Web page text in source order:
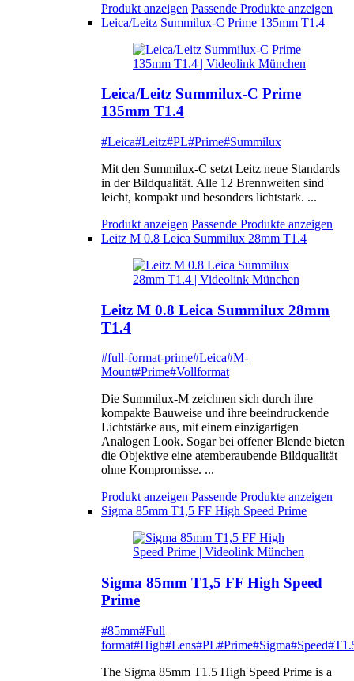
Produkt anzeigen Passende Produkte anzeigen
Leica/Leitz Summilux-C Prime 135mm T1.4
Leica/Leitz Summilux-C Prime
135mm T1.4
#Leica#Leitz#PL#Prime#Summilux
Mit den Summilux-C setzt Leitz neue Standards
in der Bildqualität. Alle 12 Brennweiten sind
leicht, kompakt und besonders lichtstark. ...
Produkt anzeigen Passende Produkte anzeigen
Leitz M 0.8 Leica Summilux 28mm T1.4
Leitz M 0.8 Leica Summilux 28mm
T1.4
#full-format-prime#Leica#M-
Mount#Prime#Vollformat
Die Summilux-M zeichnen sich durch ihre
kompakte Bauweise und ihre beeindruckende
Lichtstärke aus, mit einem einzigartigen
Analogen Look. Sogar bei offener Blende bieten
die Objektive eine atemberaubende Bildqualität
ohne Kompromisse. ...
Produkt anzeigen Passende Produkte anzeigen
Sigma 85mm T1,5 FF High Speed Prime
Sigma 85mm T1,5 FF High Speed
Prime
#85mm#Full
format#High#Lens#PL#Prime#Sigma#Speed
The Sigma 85mm T1.5 High Speed Prime is a